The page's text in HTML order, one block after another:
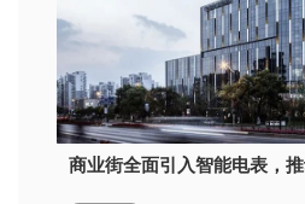
商业街全面引入智能电表，